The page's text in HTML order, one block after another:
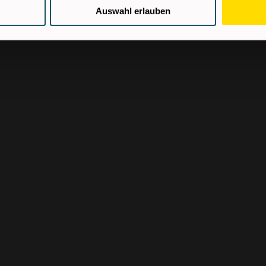
Auswahl erlauben
erforderlich